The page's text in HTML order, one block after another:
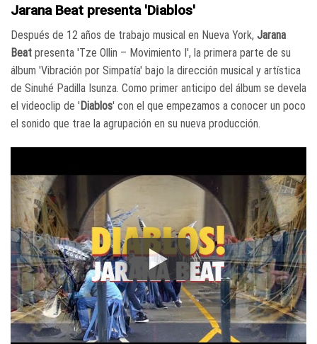
Jarana Beat presenta 'Diablos'
Después de 12 años de trabajo musical en Nueva York, Jarana
Beat presenta 'Tze Ollin – Movimiento I', la primera parte de su
álbum 'Vibración por Simpatía' bajo la dirección musical y artística
de Sinuhé Padilla Isunza. Como primer anticipo del álbum se devela
el videoclip de 'Diablos' con el que empezamos a conocer un poco
el sonido que trae la agrupación en su nueva producción.